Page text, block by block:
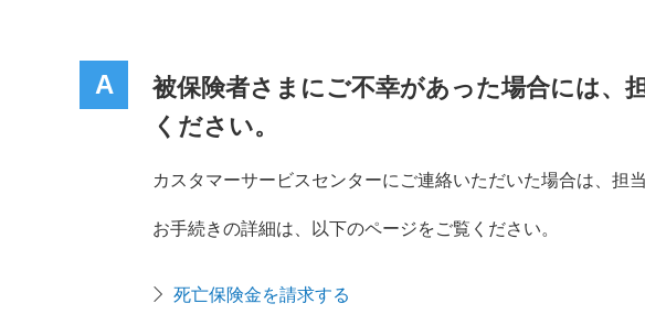
A
被保険者さまにご不幸があった場合には、
ください。
カスタマーサービスセンターにご連絡いただいた場合は、担
お手続きの詳細は、以下のページをご覧ください。
死亡保険金を請求する